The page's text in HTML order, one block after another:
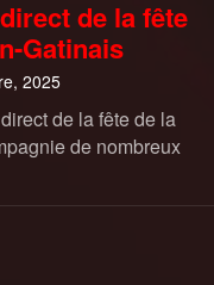
de la fête
Gatinais
2025
de la fête de la
de nombreux